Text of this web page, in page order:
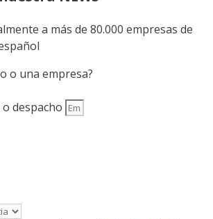
a más de 80.000 empresas de
o una empresa?
despacho